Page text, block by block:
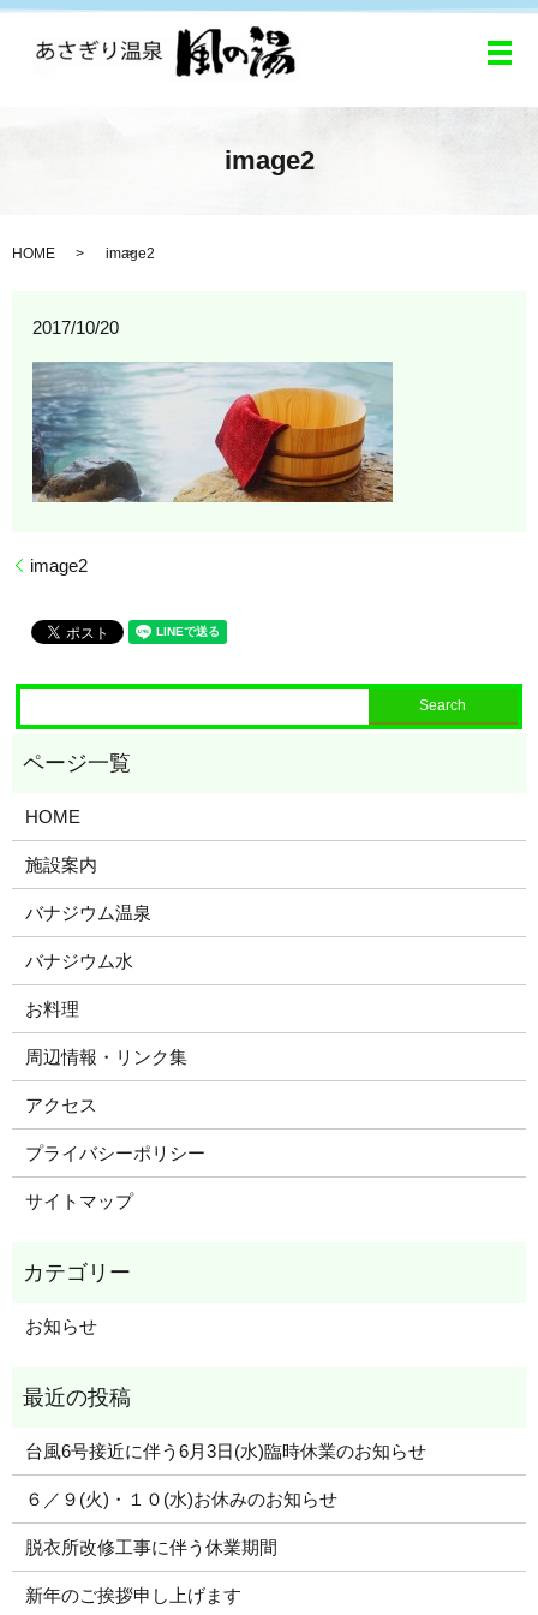
メ
image2
HOME image2
2017/10/20
image2
HOME
施設案内
バナジウム温泉
バナジウム水
お料理
周辺情報・リンク集
アクセス
プライバシーポリシー
サイトマップ
お知らせ
台風6号接近に伴う6月3日(水)臨時休業のお知らせ
６／９(火)・１０(水)お休みのお知らせ
脱衣所改修工事に伴う休業期間
新年のご挨拶申し上げます